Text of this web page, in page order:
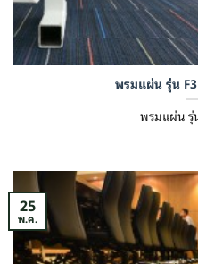
พรมแผ่น รุ่น
พรมแผ่น รุ่
25
พ.ค.